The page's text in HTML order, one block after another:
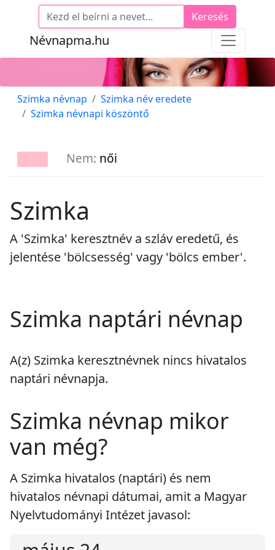
Névnapma.hu
Keresés
Szimka névnap
Szimka név eredete
Szimka névnapi köszöntő
Nem: női
Szimka
A 'Szimka' keresztnév a szláv eredetű, és
jelentése 'bölcsesség' vagy 'bölcs ember'.
Szimka naptári névnap
A(z) Szimka keresztnévnek nincs hivatalos
naptári névnapja.
Szimka névnap mikor
van még?
A Szimka hivatalos (naptári) és nem
hivatalos névnapi dátumai, amit a Magyar
Nyelvtudományi Intézet javasol: